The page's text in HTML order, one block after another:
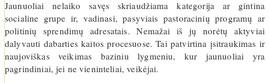
Jaunuoliai nelaiko savęs skriaudžiama kategorija ar gintina
socialine grupe ir, vadinasi, pasyviais pastoracinių programų ar
politinių sprendimų adresatais. Nemažai iš jų norėtų aktyviai
dalyvauti dabarties kaitos procesuose. Tai patvirtina įsitraukimas ir
naujoviškas veikimas baziniu lygmeniu, kur jaunuoliai yra
pagrindiniai, jei ne vieninteliai, veikėjai.